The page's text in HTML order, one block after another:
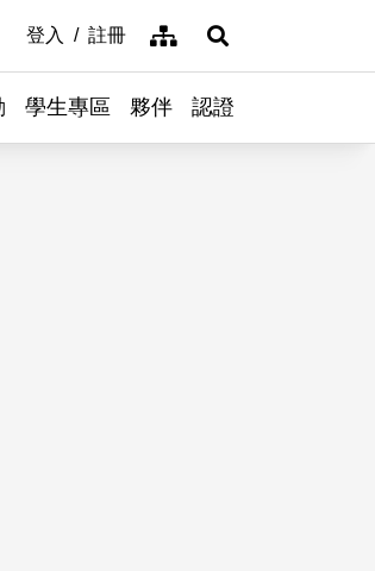
登入 註冊 網站導覽展開搜尋
學生專區 夥伴 認證